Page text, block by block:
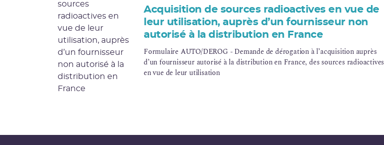
Acquisition de sources radioactives en vue de
leur utilisation, auprès d’un fournisseur non
autorisé à la distribution en France
Formulaire AUTO/DEROG - Demande de dérogation à l’acquisition auprès
d’un fournisseur autorisé à la distribution en France, des sources radioactives
en vue de leur utilisation